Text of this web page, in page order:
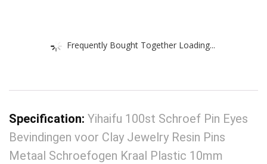
Frequently Bought Together Loading...
Specification: Yihaifu 100st Schroef Pin Eyes
Bevindingen voor Clay Jewelry Resin Pins
Metaal Schroefogen Kraal Plastic 10mm